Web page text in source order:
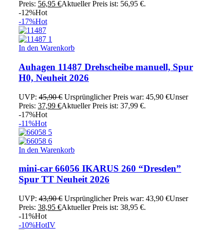
Preis: 56,95 €Aktueller Preis ist: 56,95 €.
-12%Hot
-17%Hot
In den Warenkorb
Auhagen 11487 Drehscheibe manuell, Spur
H0, Neuheit 2026
UVP: 45,90€ Ursprünglicher Preis war: 45,90 €Unser
Preis: 37,99 €Aktueller Preis ist: 37,99 €.
-17%Hot
-11%Hot
In den Warenkorb
mini-car 66056 IKARUS 260 “Dresden”
Spur TT Neuheit 2026
UVP: 43,90€ Ursprünglicher Preis war: 43,90 €Unser
Preis: 38,95 €Aktueller Preis ist: 38,95 €.
-11%Hot
-10%HotIV